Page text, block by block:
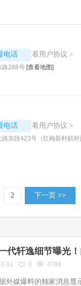
电话 查看用户协议 >
路288号 [查看地图]
电话 查看用户协议 >
东段423号（红梅新村斜对
2 下一页 >>
代轩逸细节曝光
31 0 4784
外媒爆料的独家消息显